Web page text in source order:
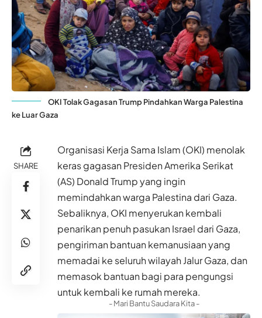
OKI Tolak Gagasan Trump Pindahkan Warga Palestina
ke Luar Gaza
SHARE
Organisasi Kerja Sama Islam (OKI) menolak
keras gagasan Presiden Amerika Serikat
(AS) Donald Trump yang ingin
memindahkan warga Palestina dari Gaza.
Sebaliknya, OKI menyerukan kembali
penarikan penuh pasukan Israel dari Gaza,
pengiriman bantuan kemanusiaan yang
memadai ke seluruh wilayah Jalur Gaza, dan
memasok bantuan bagi para pengungsi
untuk kembali ke rumah mereka.
- Mari Bantu Saudara Kita -